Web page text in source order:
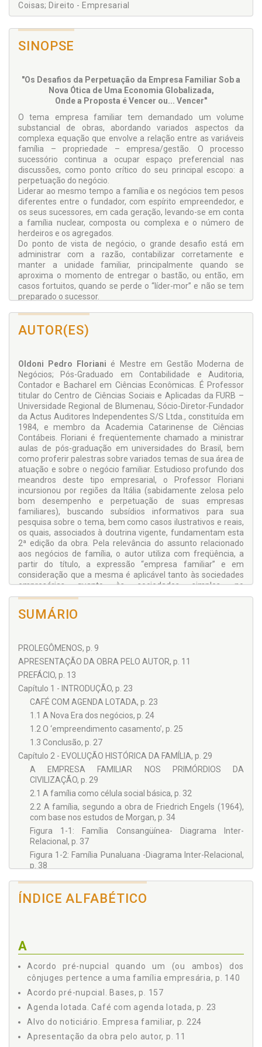
Coisas; Direito - Empresarial
SINOPSE
"Os Desafios da Perpetuação da Empresa Familiar Sob a
Nova Ótica de Uma Economia Globalizada,
Onde a Proposta é Vencer ou... Vencer"
O tema empresa familiar tem demandado um volume
substancial de obras, abordando variados aspectos da
complexa equação que envolve a relação entre as variáveis
família – propriedade – empresa/gestão. O processo
sucessório continua a ocupar espaço preferencial nas
discussões, como ponto crítico do seu principal escopo: a
perpetuação do negócio.
Liderar ao mesmo tempo a família e os negócios tem pesos
diferentes entre o fundador, com espírito empreendedor, e
os seus sucessores, em cada geração, levando-se em conta
a família nuclear, composta ou complexa e o número de
herdeiros e os agregados.
Do ponto de vista de negócio, o grande desafio está em
administrar com a razão, contabilizar corretamente e
manter a unidade familiar, principalmente quando se
aproxima o momento de entregar o bastão, ou então, em
casos fortuitos, quando se perde o “líder-mor” e não se tem
preparado o sucessor.
governança corporativa e (b) a auditoria da empresa familiar,
ferramentas indispensáveis ao bom andamento dos
negócios desta espécie, com vistas à perpetuação
empresa familiar foi, é e sempre será equilibrar forças,
tendências e valores derivados dos distintos atores que
agem nesse peculiar cenário, agora sob o signo da
concorrência geograficamente ampliada, com
características de maior poder de barganha e, portanto,
potencialmente mais ameaçadora do que a mera
competição nacional.
Nossa obra – nesta sua 2ª edição e quatro tiragens – vem
atualizada, renovada e ampliada, com destaque para a
economia global e suas mudanças. Dentre estas, aquelas
que alcançam a estrutura típica empresarial-familiar.
Idéias são inúmeras que surgem da cabeça dos
empreendedores no contexto das famílias empresárias, que
muitas vezes não conseguem ser adequadamente
implementadas pelas diferenças de objetivos das pessoas
que fazem parte dos processos.
O Autor
AUTOR(ES)
Oldoni Pedro Floriani é Mestre em Gestão Moderna de
Negócios; Pós-Graduado em Contabilidade e Auditoria,
Contador e Bacharel em Ciências Econômicas. É Professor
titular do Centro de Ciências Sociais e Aplicadas da FURB –
Universidade Regional de Blumenau, Sócio-Diretor-Fundador
da Actus Auditores Independentes S/S Ltda., constituída em
1984, e membro da Academia Catarinense de Ciências
Contábeis. Floriani é freqüentemente chamado a ministrar
aulas de pós-graduação em universidades do Brasil, bem
como proferir palestras sobre variados temas de sua área de
atuação e sobre o negócio familiar. Estudioso profundo dos
meandros deste tipo empresarial, o Professor Floriani
incursionou por regiões da Itália (sabidamente zelosa pelo
bom desempenho e perpetuação de suas empresas
familiares), buscando subsídios informativos para sua
pesquisa sobre o tema, bem como casos ilustrativos e reais,
os quais, associados à doutrina vigente, fundamentam esta
2ª edição da obra. Pela relevância do assunto relacionado
aos negócios de família, o autor utiliza com freqüência, a
partir do título, a expressão “empresa familiar” e em
consideração que a mesma é aplicável tanto às sociedades
empresárias quanto às sociedades simples, no
enquadramento ao Código Civil Brasileiro. O autor aborda ao
longo desta obra a evolução das famílias, destaca
particularidades dos negócios a partir dos laços familiares,
operacionalizar e legalizar cisões parciais, que com certeza
ocorrem com as mudanças de gerações. Finaliza o autor
com abordagem de governança corporativa e “family office”,
na empresa familiar: novidades e tendências.
SUMÁRIO
PROLEGÔMENOS, p. 9
APRESENTAÇÃO DA OBRA PELO AUTOR, p. 11
PREFÁCIO, p. 13
Capítulo 1 - INTRODUÇÃO, p. 23
CAFÉ COM AGENDA LOTADA, p. 23
1.1 A Nova Era dos negócios, p. 24
1.2 O ‘empreendimento casamento’, p. 25
1.3 Conclusão, p. 27
Capítulo 2 - EVOLUÇÃO HISTÓRICA DA FAMÍLIA, p. 29
A EMPRESA FAMILIAR NOS PRIMÓRDIOS DA
CIVILIZAÇÃO, p. 29
2.1 A família como célula social básica, p. 32
2.2 A família, segundo a obra de Friedrich Engels (1964),
com base nos estudos de Morgan, p. 34
Figura 1-1: Família Consangüínea- Diagrama Inter-
Relacional, p. 37
Figura 1-2: Família Punaluana -Diagrama Inter-Relacional,
p. 38
Figura 1-3: Família Sundiásmica - Diagrama Inter-
2.3 Os diversos tipos da família moderna, p. 40
Capítulo 3 - O SURGIMENTO DA PROPRIEDADE PRIVADA E DO
ESTADO, p. 43
3.1 O nascimento da propriedade privada, p. 43
3.2 O nascimento do Estado, p. 47
3.3 Conclusões, p. 48
3.4 Questões para debate, p. 49
Capítulo 4 - O NEGÓCIO FAMILIAR, p. 51
EMPRESA FAMILIAR OU FAMÍLIA EMPRESÁRIA?, p. 51
ÍNDICE ALFABÉTICO
A
Acordo pré-nupcial quando um (ou ambos) dos
cônjuges pertence a uma família empresária, p. 140
Acordo pré-nupcial. Bases, p. 157
Agenda lotada. Café com agenda lotada, p. 23
Alvo do noticiário. Empresa familiar, p. 224
Apresentação da obra pelo autor, p. 11